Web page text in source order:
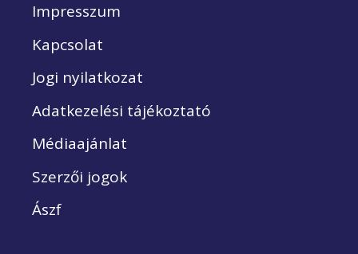
Impresszum
Kapcsolat
Jogi nyilatkozat
Adatkezelési tájékoztató
Médiaajánlat
Szerzői jogok
Ászf